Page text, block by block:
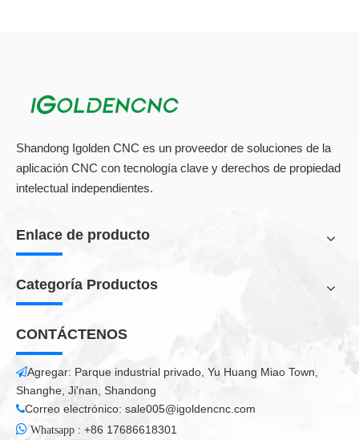
chips y puede causar un corte más raro como resultado. Estos
Todos los productos
Shandong Igolden CNC es un proveedor de soluciones de la
aplicación CNC con tecnología clave y derechos de propiedad
intelectual independientes.
Enlace de producto
Categoría Productos
CONTÁCTENOS
Agregar: Parque industrial privado, Yu Huang Miao Town,
Shanghe, Ji'nan, Shandong
Correo electrónico: sale005@igoldencnc.com
 Whatsapp : +86 17686618301